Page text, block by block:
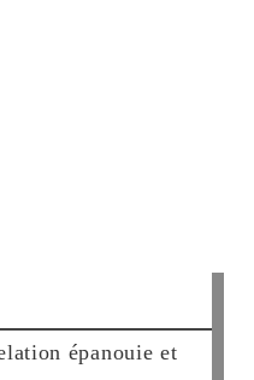
épanouie et